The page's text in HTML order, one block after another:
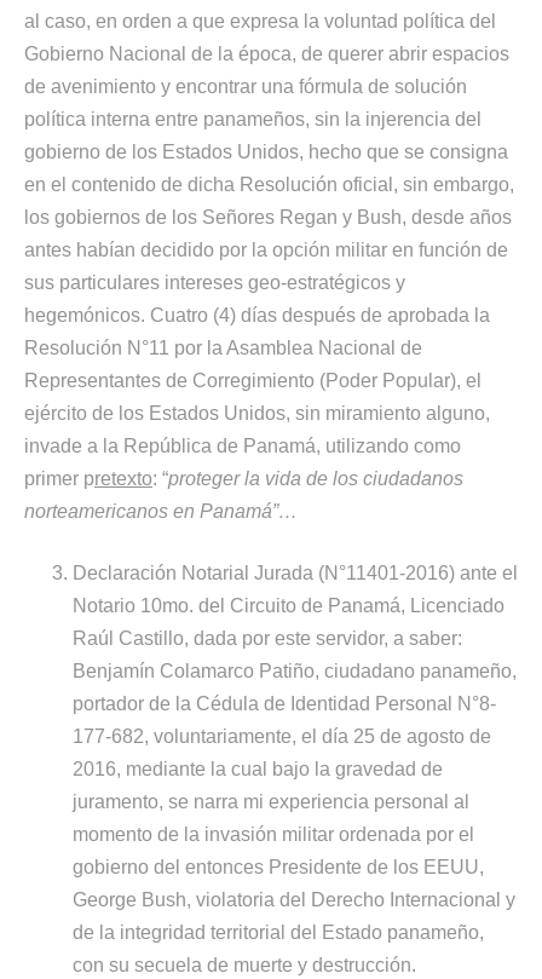
al caso, en orden a que expresa la voluntad política del
Gobierno Nacional de la época, de querer abrir espacios
de avenimiento y encontrar una fórmula de solución
política interna entre panameños, sin la injerencia del
gobierno de los Estados Unidos, hecho que se consigna
en el contenido de dicha Resolución oficial, sin embargo,
los gobiernos de los Señores Regan y Bush, desde años
antes habían decidido por la opción militar en función de
sus particulares intereses geo-estratégicos y
hegemónicos. Cuatro (4) días después de aprobada la
Resolución N°11 por la Asamblea Nacional de
Representantes de Corregimiento (Poder Popular), el
ejército de los Estados Unidos, sin miramiento alguno,
invade a la República de Panamá, utilizando como
primer pretexto: “proteger la vida de los ciudadanos
norteamericanos en Panamá”…
Declaración Notarial Jurada (N°11401-2016) ante el
Notario 10mo. del Circuito de Panamá, Licenciado
Raúl Castillo, dada por este servidor, a saber:
Benjamín Colamarco Patiño, ciudadano panameño,
portador de la Cédula de Identidad Personal N°8-
177-682, voluntariamente, el día 25 de agosto de
2016, mediante la cual bajo la gravedad de
juramento, se narra mi experiencia personal al
momento de la invasión militar ordenada por el
gobierno del entonces Presidente de los EEUU,
George Bush, violatoria del Derecho Internacional y
de la integridad territorial del Estado panameño,
con su secuela de muerte y destrucción.